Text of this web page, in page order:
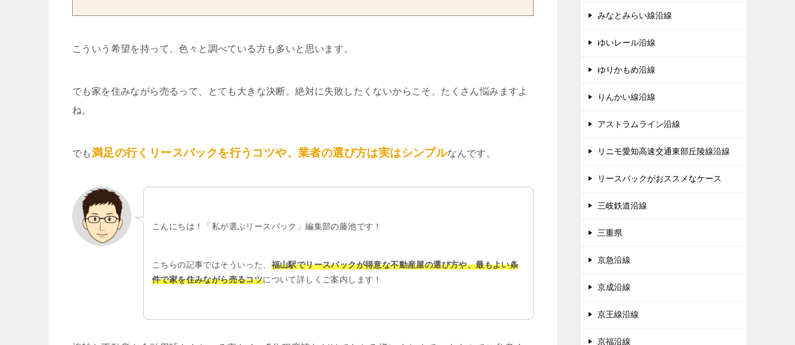
こういう希望を持って、色々と調べている方も多いと思います。
でも家を住みながら売るって、とても大きな決断。絶対に失敗したくないからこそ、たくさん悩みますよ
ね。
でも満足の行くリースバックを行うコツや、業者の選び方は実はシンプルなんです。
こんにちは！「私が選ぶリースバック」編集部の藤池です！
こちらの記事ではそういった、 福山駅でリースバックが得意な不動産屋の選び方や、最もよい条
件で家を住みながら売るコツについて詳しくご案内します！
みなとみらい線沿線
ゆいレール沿線
ゆりかもめ沿線
りんかい線沿線
アストラムライン沿線
リニモ愛知高速交通東部丘陵線沿線
リースバックがおススメなケース
三岐鉄道沿線
三重県
京急沿線
京成沿線
京王線沿線
京福沿線